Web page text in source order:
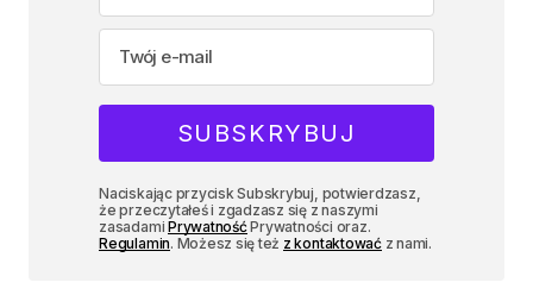
Naciskając przycisk Subskrybuj, potwierdzasz,
że przeczytałeś i zgadzasz się z naszymi
zasadamiPrywatnośćPrywatności oraz.
Regulamin. Możesz się też z kontaktowaćz nami.